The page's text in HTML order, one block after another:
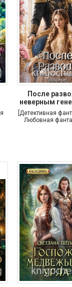
После
неверным
[Детективная
Любовная